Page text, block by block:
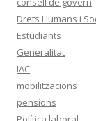
Drets Humans i
Estudiants
Generalitat
IAC
mobilitzacions
pensions